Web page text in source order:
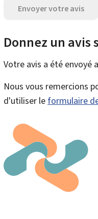
Envoyer votre avis
Donnez un avis
Votre avis a été envoyé
Nous vous remercions
d'utiliser le formulaire